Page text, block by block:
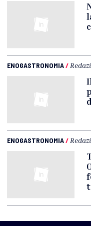
ENOGASTRONOMIA/
ENOGASTRONOMIA/